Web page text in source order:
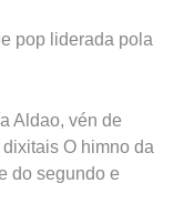
pop liderada pola
Aldao, vén de
O himno da
do segundo e